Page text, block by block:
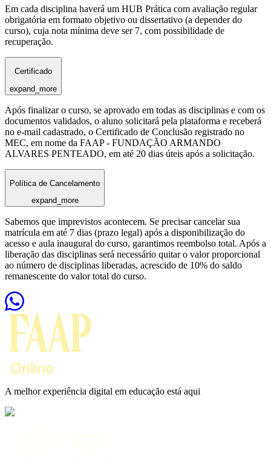
Em cada disciplina haverá um HUB Prática com avaliação regular
obrigatória em formato objetivo ou dissertativo (a depender do
curso), cuja nota mínima deve ser 7, com possibilidade de
recuperação.
Certificado
expand_more
Após finalizar o curso, se aprovado em todas as disciplinas e com os
documentos validados, o aluno solicitará pela plataforma e receberá
no e-mail cadastrado, o Certificado de Conclusão registrado no
MEC, em nome da FAAP - FUNDAÇÃO ARMANDO
ALVARES PENTEADO, em até 20 dias úteis após a solicitação.
Política de Cancelamento
expand_more
Sabemos que imprevistos acontecem. Se precisar cancelar sua
matrícula em até 7 dias (prazo legal) após a disponibilização do
acesso e aula inaugural do curso, garantimos reembolso total. Após a
liberação das disciplinas será necessário quitar o valor proporcional
ao número de disciplinas liberadas, acrescido de 10% do saldo
remanescente do valor total do curso.
A melhor experiência digital em educação está aqui